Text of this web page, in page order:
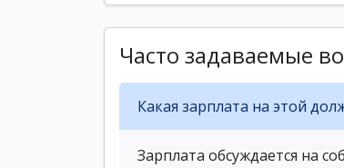
Часто задаваемые
Какая зарплата на этой
Зарплата обсуждается на